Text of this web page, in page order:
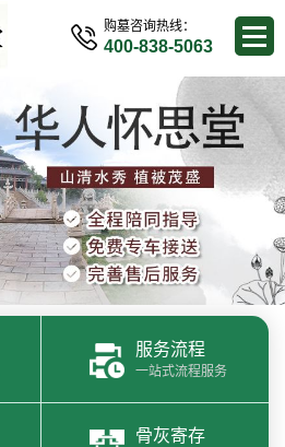
购墓咨询热线：
400-838-5063
服务流程
一站式流程服务
骨灰寄存